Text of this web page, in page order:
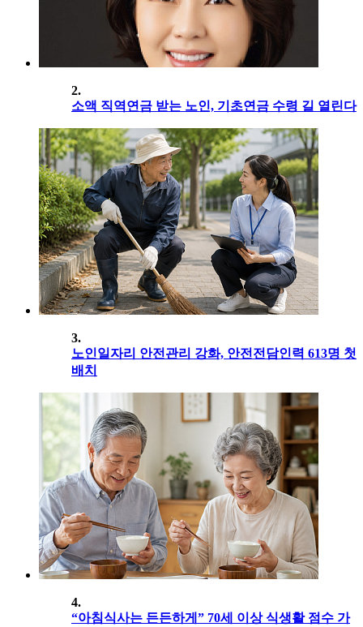
2.
소액 직역연금 받는 노인, 기초연금 수령 길 열린다
3.
노인일자리 안전관리 강화, 안전전담인력 613명 첫
배치
4.
“아침식사는 든든하게” 70세 이상 식생활 점수 가